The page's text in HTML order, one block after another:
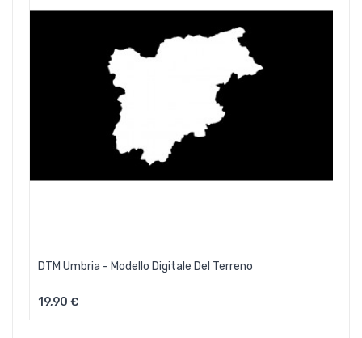
DTM Umbria - Modello Digitale Del Terreno
19,90 €Aggiungi Al Carrello